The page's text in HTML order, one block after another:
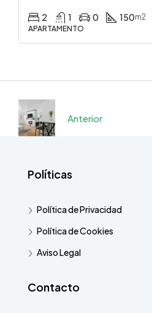
2 1 0 150m2
APARTAMENTO
Anterior
Políticas
Política de Privacidad
Política de Cookies
Aviso Legal
Contacto